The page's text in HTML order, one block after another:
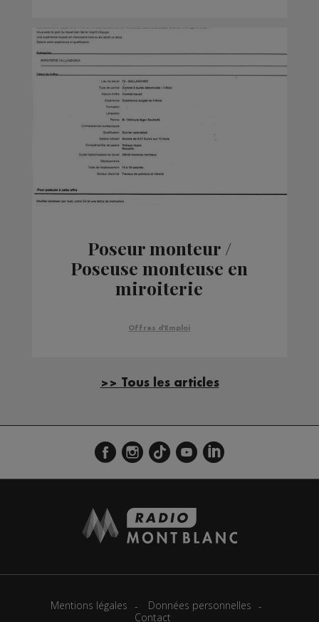
Poseur monteur /
Poseuse monteuse en
miroiterie
Offres d'Emploi
>> Tous les articles
Mentions légales
Données personnelles
Contact